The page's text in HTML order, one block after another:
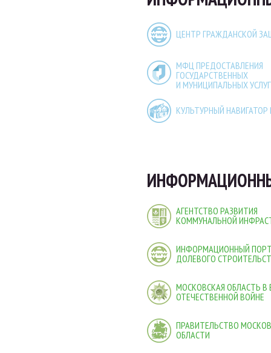
ЦЕНТР ГРАЖДАНСКОЙ
МФЦ ПРЕДОСТАВЛЕНИЯ
ГОСУДАРСТВЕННЫХ
И МУНИЦИПАЛЬНЫХ УСЛУГ
КУЛЬТУРНЫЙ
АГЕНТСТВО РАЗВИТИЯ
КОММУНАЛЬНОЙ
ИНФОРМАЦИОННЫЙ
ДОЛЕВОГО
МОСКОВСКАЯ ОБЛАСТЬ В
ОТЕЧЕСТВЕННОЙ ВОЙНЕ
ПРАВИТЕЛЬСТВО
ОБЛАСТИ